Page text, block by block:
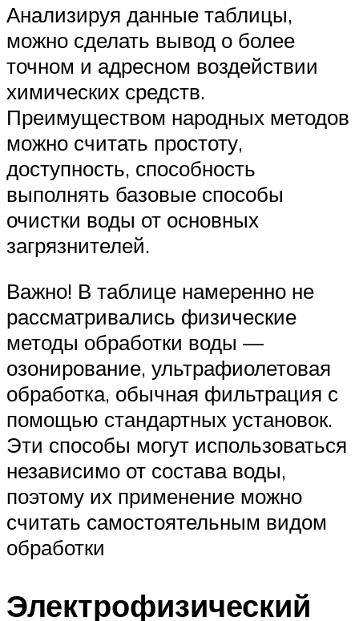
Анализируя данные таблицы,
можно сделать вывод о более
точном и адресном воздействии
химических средств.
Преимуществом народных методов
можно считать простоту,
доступность, способность
выполнять базовые способы
очистки воды от основных
загрязнителей.
Важно! В таблице намеренно не
рассматривались физические
методы обработки воды —
озонирование, ультрафиолетовая
обработка, обычная фильтрация с
помощью стандартных установок.
Эти способы могут использоваться
независимо от состава воды,
поэтому их применение можно
считать самостоятельным видом
обработки
Электрофизический